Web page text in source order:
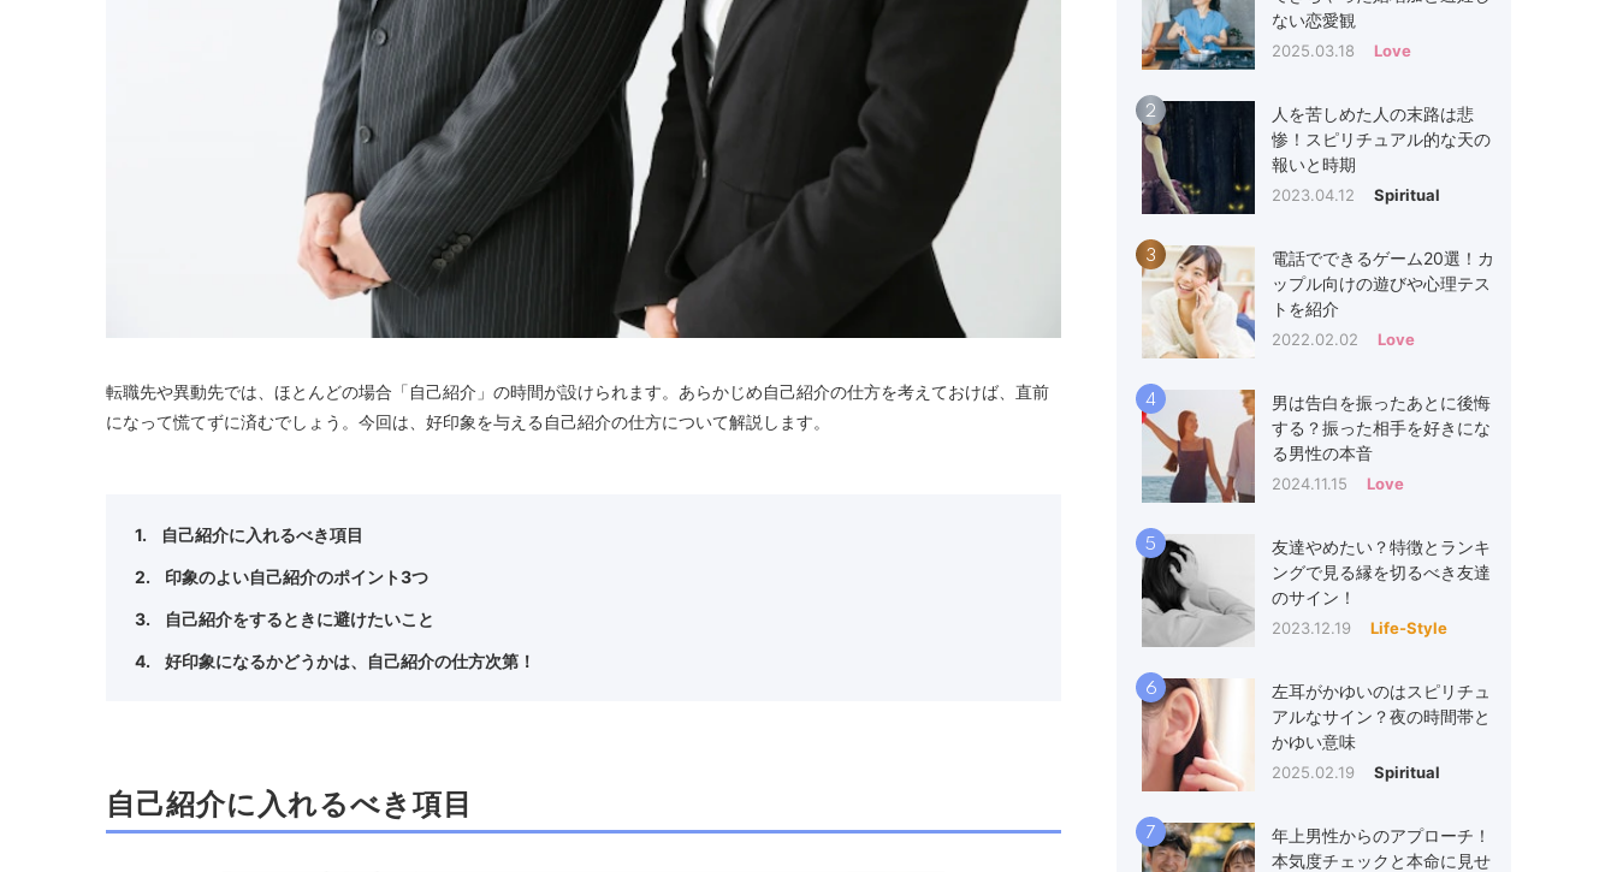
転職先や異動先では、ほとんどの場合「自己紹介」の時間が設けられます。あらかじめ自己紹介の仕方を考えておけば、直前
になって慌てずに済むでしょう。今回は、好印象を与える自己紹介の仕方について解説します。
自己紹介に入れるべき項目
印象のよい自己紹介のポイント3つ
自己紹介をするときに避けたいこと
好印象になるかどうかは、自己紹介の仕方次第！
自己紹介に入れるべき項目
ない恋愛観
2025.03.18 Love
2
人を苦しめた人の末路は悲
惨！スピリチュアル的な天の
報いと時期
2023.04.12 Spiritual
3
電話でできるゲーム20選！カ
ップル向けの遊びや心理テス
トを紹介
2022.02.02 Love
4
男は告白を振ったあとに後悔
する？振った相手を好きにな
る男性の本音
2024.11.15 Love
5
友達やめたい？特徴とランキ
ングで見る縁を切るべき友達
のサイン！
2023.12.19 Life-Style
6
左耳がかゆいのはスピリチュ
アルなサイン？夜の時間帯と
かゆい意味
2025.02.19 Spiritual
7
年上男性からのアプローチ！
本気度チェックと本命に見せ